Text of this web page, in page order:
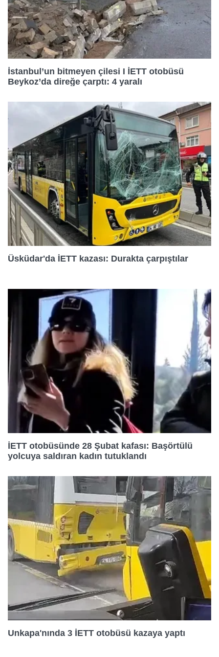
verileriniz işlenmekte olup gerekli olan çerezler bilgi
toplumu hizmetlerinin sunulması amacıyla
kullanılmaktadır. Diğer çerezler, sitemizin daha işlevsel
kılınması ve kişiselleştirilmesi ve sizlere yönelik
reklam/pazarlama faaliyetlerinin yapılması, amaçlarıyla
sınırlı olarak açık rızanız dahilinde kullanılacaktır.
Çerezlere ilişkin tercihlerinizi aşağıda yer alan panel
için Ayarlar butonuna tıklayabilir,Çerez Bilgilendirme
ziyaret edebilirsiniz.
6698 sayılı Kişisel Verilerin Korunması Kanunu uyarınca
hazırlanmış Aydınlatma Metnimizi okumak ve sitemizde
ilgili mevzuata uygun olarak kullanılan çerezlerle ilgili bilgi
almak için lütfentıklayınız.
İstanbul’un bitmeyen çilesi I İETT otobüsü
Beykoz’da direğe çarptı: 4 yaralı
Üsküdar'da İETT kazası: Durakta çarpıştılar
İETT otobüsünde 28 Şubat kafası: Başörtülü
yolcuya saldıran kadın tutuklandı
Unkapa'nında 3 İETT otobüsü kazaya yaptı